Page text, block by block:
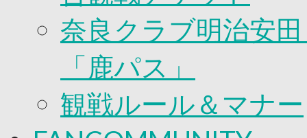
奈良クラブ明治安
「鹿パス」
観戦ルール＆マナー